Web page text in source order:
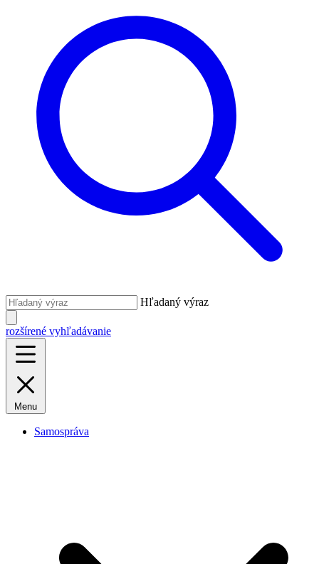
Hľadaný výraz
rozšírené vyhľadávanie
Menu
Samospráva